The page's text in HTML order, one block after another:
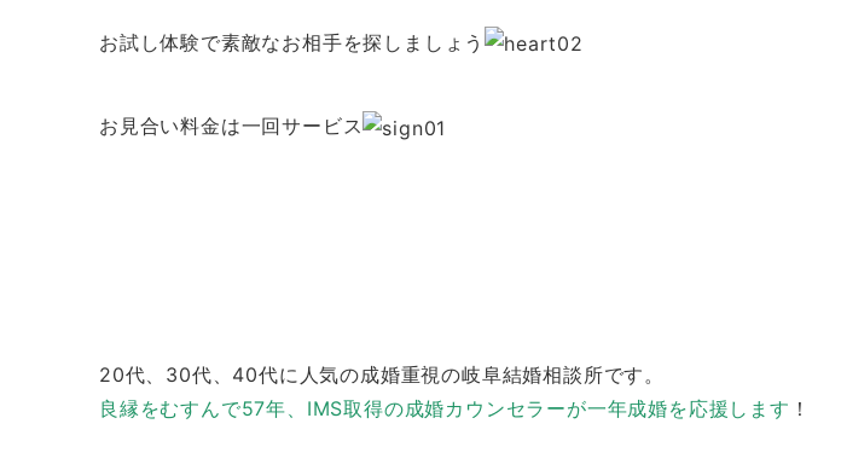
お試し体験で素敵なお相手を探しましょう
お見合い料金は一回サービス
20代、30代、40代に人気の成婚重視の岐阜結婚相談所です。
良縁をむすんで57年、IMS取得の成婚カウンセラーが一年成婚を応援します ！